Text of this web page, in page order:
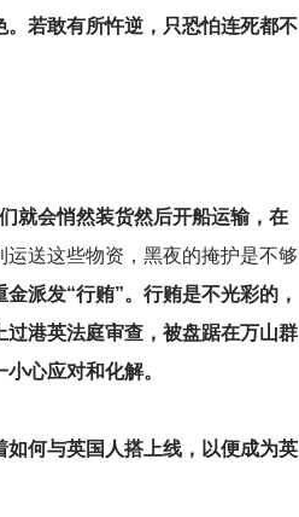
若敢有所忤逆，只恐怕连死都不
就会悄然装货然后开船运输，在
运送这些物资，黑夜的掩护是不够
派发“行贿”。行贿是不光彩的，
港英法庭审查，被盘踞在万山群
心应对和化解。
何与英国人搭上线，以便成为英